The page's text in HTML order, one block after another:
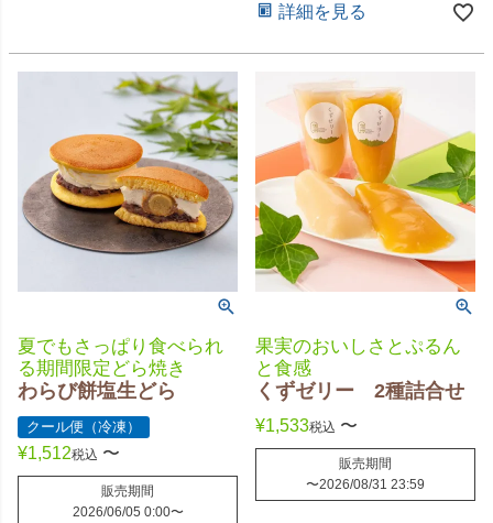
詳細を見る
夏でもさっぱり食べられ
る期間限定どら焼き
わらび餅塩生どら
クール便（冷凍）
¥1,512税込 〜
販売期間
2026/06/05 0:00〜
果実のおいしさとぷるん
と食感
くずゼリー 2種詰合せ
¥1,533税込 〜
販売期間
〜2026/08/31 23:59